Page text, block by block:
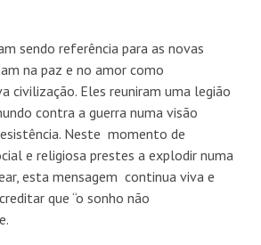
sendo referência para as novas
na paz e no amor como
civilização. Eles reuniram uma legião
contra a guerra numa visão
Neste momento de
e religiosa prestes a explodir numa
esta mensagem continua viva e
que “o sonho não